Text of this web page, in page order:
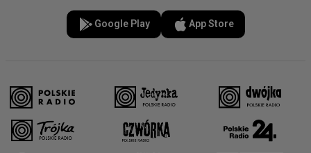
Google Play App Store